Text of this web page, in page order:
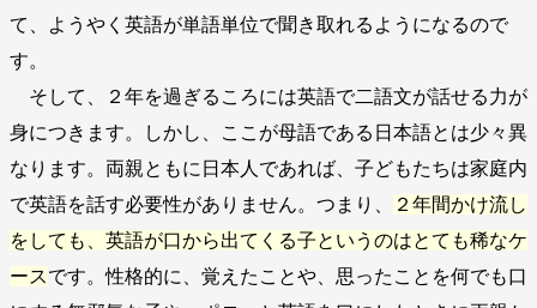
て、ようやく英語が単語単位で聞き取れるようになるので
す。
そして、２年を過ぎるころには英語で二語文が話せる力が
身につきます。しかし、ここが母語である日本語とは少々異
なります。両親ともに日本人であれば、子どもたちは家庭内
で英語を話す必要性がありません。つまり、
２年間かけ流し
をしても、英語が口から出てくる子というのはとても稀なケ
ースです。性格的に、覚えたことや、思ったことを何でも口